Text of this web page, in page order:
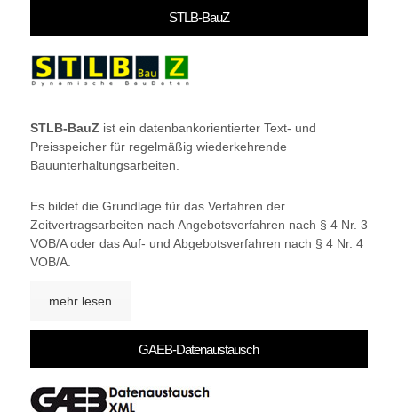
STLB-BauZ
STLB-BauZ ist ein datenbankorientierter Text- und
Preisspeicher für regelmäßig wiederkehrende
Bauunterhaltungsarbeiten.
Es bildet die Grundlage für das Verfahren der
Zeitvertragsarbeiten nach Angebotsverfahren nach § 4 Nr. 3
VOB/A oder das Auf- und Abgebotsverfahren nach § 4 Nr. 4
VOB/A.
mehr lesen
GAEB-Datenaustausch